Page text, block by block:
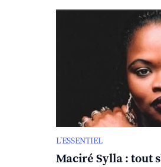
L’ESSENTIEL
Maciré Sylla : tout